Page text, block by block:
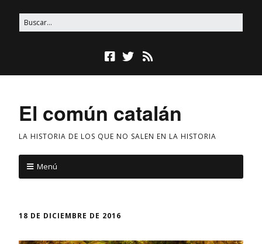
El común catalán
LA HISTORIA DE LOS QUE NO SALEN EN LA HISTORIA
Menú
18 DE DICIEMBRE DE 2016